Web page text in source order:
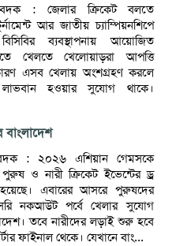
: জেলার ক্রিকেট বলতে
আর জাতীয় চ্যাম্পিয়নশিপে
ব্যবস্থাপনায় আয়োজিত
খেলতে খেলোয়াড়রা আপত্তি
এসব খেলায় অংশগ্রহণ করলে
লাভবান হওয়ার সুযোগ থাকে।
: ২০২৬ এশিয়ান গেমসকে
ও নারী ক্রিকেট ইভেন্টের ড্র
এবারের আসরে পুরুষদের
নকআউট পর্বে খেলার সুযোগ
তবে নারীদের লড়াই শুরু হবে
ফাইনাল থেকে। যেখানে বাং...